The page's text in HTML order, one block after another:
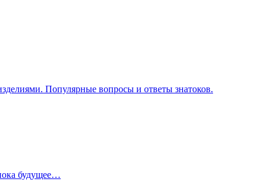
Популярные вопросы и ответы знатоков.
будущее…